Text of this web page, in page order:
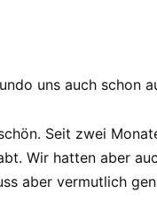
uns auch schon
Seit zwei
Wir hatten aber
aber vermutlich